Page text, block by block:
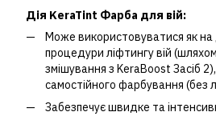
Дія KeraTint Фарба для вій:
Може використовуватися як
процедури ліфтингу вій
змішування з KeraBoost Засіб
самостійного фарбування (без
Забезпечує швидке та